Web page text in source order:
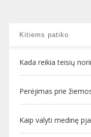
Kitiems patiko
Kada reikia teisių
Perėjimas prie
Kaip valyti medinę